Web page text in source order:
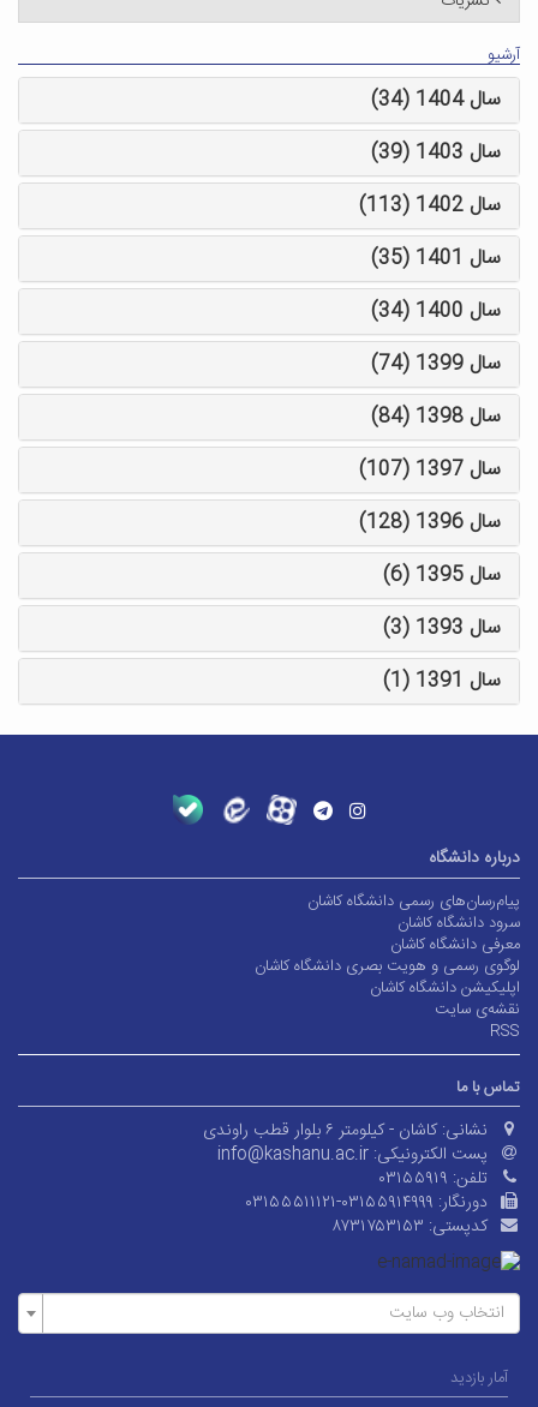
آرشیو
سال 1404 (34)
سال 1403 (39)
سال 1402 (113)
سال 1401 (35)
سال 1400 (34)
سال 1399 (74)
سال 1398 (84)
سال 1397 (107)
سال 1396 (128)
سال 1395 (6)
سال 1393 (3)
سال 1391 (1)
درباره دانشگاه
پیام‌رسان‌های رسمی دانشگاه کاشان
سرود دانشگاه کاشان
معرفی دانشگاه کاشان
لوگوی رسمی و هویت بصری دانشگاه کاشان
اپلیکیشن دانشگاه کاشان
نقشه‌ی سایت
RSS
تماس با ما
نشانی: کاشان - کیلومتر ۶ بلوار قطب راوندی
پست الکترونیکی: info@kashanu.ac.ir
تلفن: ۰۳۱۵۵۹۱۹
دورنگار: ۰۳۱۵۵۵۱۱۱۲۱-۰۳۱۵۵۹۱۴۹۹۹
کدپستی: ۸۷۳۱۷۵۳۱۵۳
انتخاب وب سایت
آمار بازدید